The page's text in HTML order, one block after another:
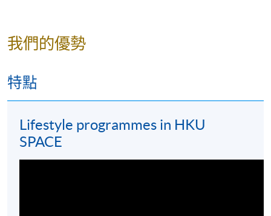
生保持積極的態度，不斷提升自己。她深信只要相信
勢，從小就在父親的指導下學習烹飪。基於對精緻餐
飲及款待業的熱愛，促使她開設了兩家餐廳，將興趣
我們的優勢
特點
Lifestyle programmes in HKU
SPACE